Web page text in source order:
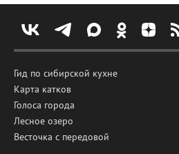
Гид по сибирской кухне
Карта катков
Голоса города
Лесное озеро
Весточка с передовой